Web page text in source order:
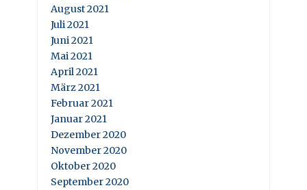
August 2021
Juli 2021
Juni 2021
Mai 2021
April 2021
März 2021
Februar 2021
Januar 2021
Dezember 2020
November 2020
Oktober 2020
September 2020